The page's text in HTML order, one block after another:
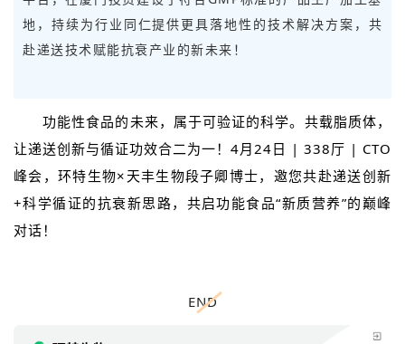
地， 持续为行业同仁提供更具落地性的技术解决方案，共
赴递送技术赋能抗衰产业的新未来！
功能性食品的未来，属于可验证的科学。共载脂质体，
让递送创新与循证功效合二为一！4月24日 | 338厅 | CTO
峰会，环特生物×天丰生物段子卿博士，邀您共赴递送创新
+科学循证的抗衰新思路，共启功能食品“新质营养”的巅峰
对话！
END